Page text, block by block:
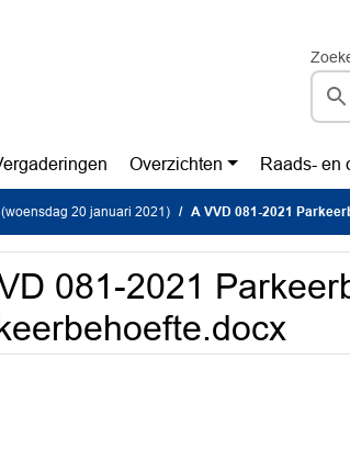
Overzichten Raads- en
20 januari 2021) A VVD 081-2021
081-2021